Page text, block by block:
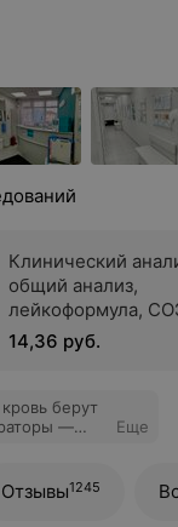
Клинический
общий анализ,
лейкоформула,
обязательной
микроскопией
14,36 руб.
берут
—
эту
Еще
Отзывы1245